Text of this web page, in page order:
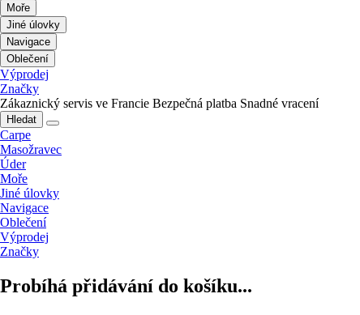
Moře
Jiné úlovky
Navigace
Oblečení
Výprodej
Značky
Zákaznický servis ve Francie Bezpečná platba Snadné vracení
Hledat
Carpe
Masožravec
Úder
Moře
Jiné úlovky
Navigace
Oblečení
Výprodej
Značky
Probíhá přidávání do košíku...